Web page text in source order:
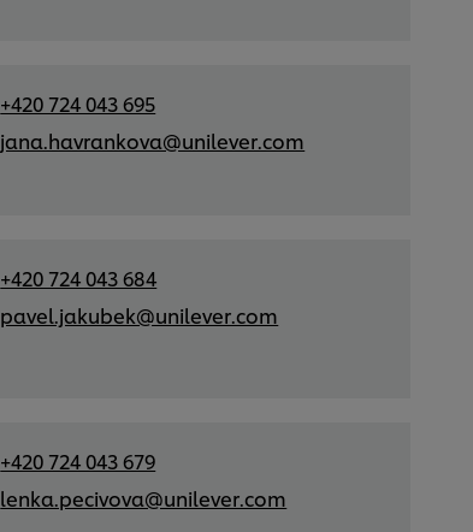
+420 724 043 695
jana.havrankova@unilever.com
+420 724 043 684
pavel.jakubek@unilever.com
+420 724 043 679
lenka.pecivova@unilever.com